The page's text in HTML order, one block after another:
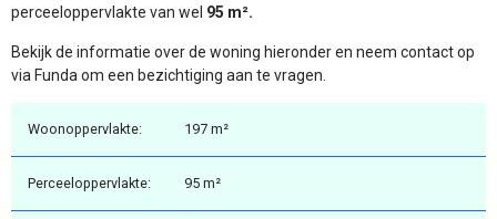
perceeloppervlakte van wel 95 m².
Bekijk de informatie over de woning hieronder en neem contact op
via Funda om een bezichtiging aan te vragen.
Woonoppervlakte: 197 m²
Perceeloppervlakte: 95 m²